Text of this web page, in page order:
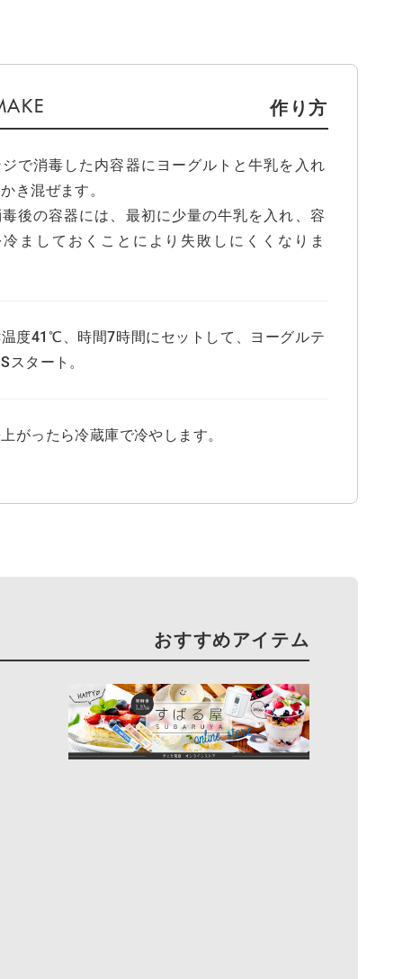
作り方
で消毒した内容器にヨーグルトと牛乳を入れ
き混ぜます。
後の容器には、最初に少量の牛乳を入れ、容
ましておくことにより失敗しにくくなりま
度41℃、時間7時間にセットして、ヨーグルテ
スタート。
がったら冷蔵庫で冷やします。
おすすめアイテム